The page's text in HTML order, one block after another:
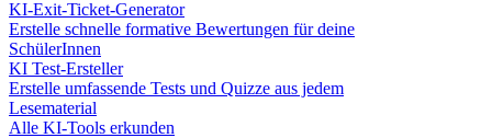
KI-Exit-Ticket-Generator
Erstelle schnelle formative Bewertungen für deine
SchülerInnen
KI Test-Ersteller
Erstelle umfassende Tests und Quizze aus jedem
Lesematerial
Alle KI-Tools erkunden